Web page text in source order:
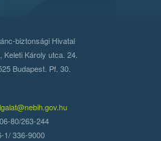
biztonsági Hivatal
Károly utca. 24.
Budapest. Pf. 30.
80/263-244
1/ 336-9000